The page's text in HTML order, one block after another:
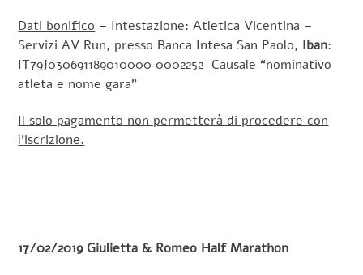
Dati bonifico – Intestazione: Atletica Vicentina –
Servizi AV Run, presso Banca Intesa San Paolo, Iban:
IT79J030691189010000 0002252 Causale “nominativo
atleta e nome gara”
Il solo pagamento non permetterà di procedere con
l’iscrizione.
17/02/2019 Giulietta & Romeo Half Marathon